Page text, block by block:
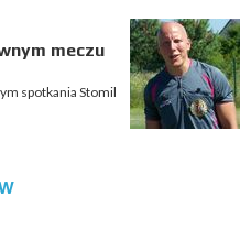
meczu
spotkania Stomil